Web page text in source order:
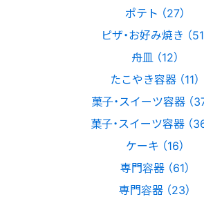
ポテト （27）
ピザ・お好み焼き （51
舟皿 （12）
たこやき容器 （11）
菓子・スイーツ容器 （
菓子・スイーツ容器 （
ケーキ （16）
専門容器 （61）
専門容器 （23）